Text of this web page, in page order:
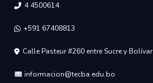
4 4500614
+591 67408813
Calle Pasteur #260 entre Sucre y Bolívar
informacion@tecba.edu.bo